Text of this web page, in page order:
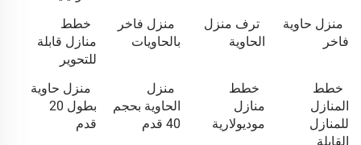
منزل حاوية
فاخر
ترف منزل
الحاوية
منزل فاخر
بالحاويات
خطط
منازل قابلة
للتحوير
خطط
المنازل
للمنازل
القابلة
خطط
منازل
موديولارية
منزل
الحاوية بحجم
40 قدم
منزل حاوية
بطول 20
قدم